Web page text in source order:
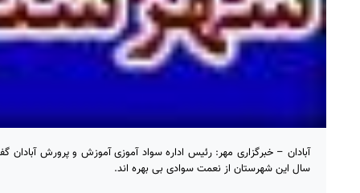
سال این شهرستان از نعمت سوادی بی بهره اند.